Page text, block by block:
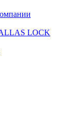
LOCK